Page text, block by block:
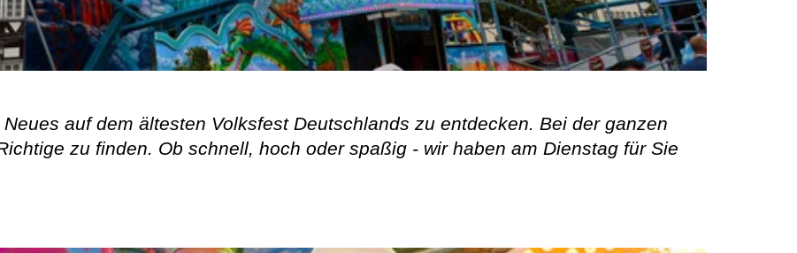
auf dem ältesten Volksfest Deutschlands zu entdecken. Bei der ganzen
zu finden. Ob schnell, hoch oder spaßig - wir haben am Dienstag für Sie